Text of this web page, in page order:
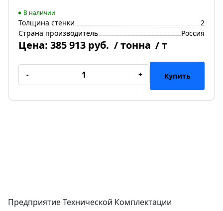
В наличии
Толщина стенки
2
Страна производитель
Россия
Цена: 385 913 руб. / тонна / т
- + Купить
Предприятие Технической Комплектации